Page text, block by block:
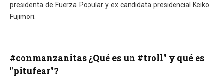
presidenta de Fuerza Popular y ex candidata presidencial Keiko
Fujimori.
#conmanzanitas ¿Qué es un #troll" y qué es
"pitufear"?